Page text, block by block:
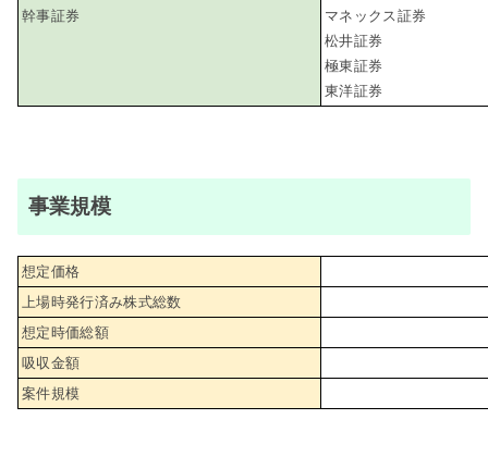
幹事証券
マネックス証券
松井証券
極東証券
東洋証券
事業規模
想定価格
上場時発行済み株式総数
想定時価総額
吸収金額
案件規模